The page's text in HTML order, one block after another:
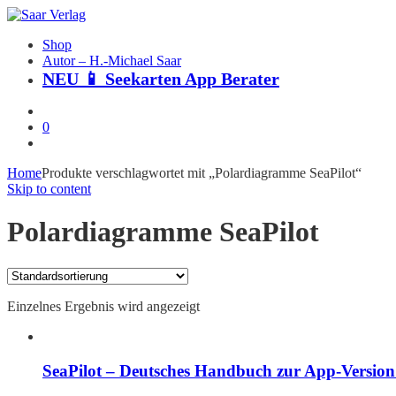
Shop
Autor – H.-Michael Saar
NEU 📱 Seekarten App Berater
0
HomeProdukte verschlagwortet mit „Polardiagramme SeaPilot“
Skip to content
Polardiagramme SeaPilot
Einzelnes Ergebnis wird angezeigt
SeaPilot – Deutsches Handbuch zur App-